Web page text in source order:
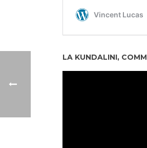
LA KUNDALINI,